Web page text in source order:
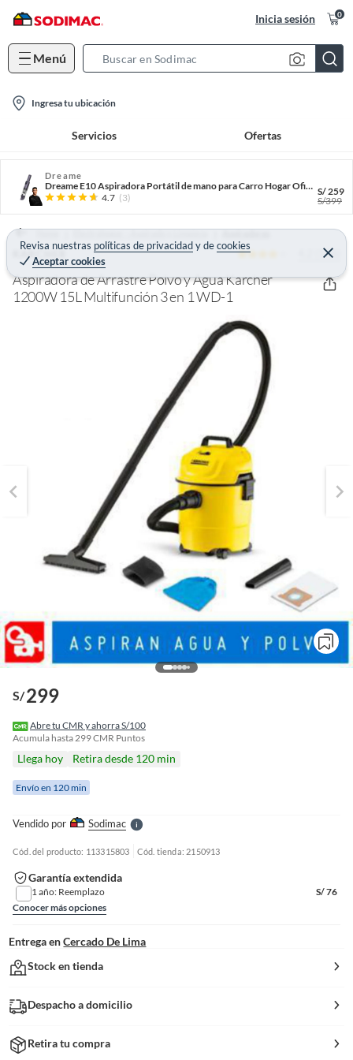
Inicia sesión 0
Menú
n
i
Ingresa tu ubicación
Servicios Ofertas
Dreame
Dreame E10 Aspiradora Portátil de mano para Carro Hogar Oficina Succión 14.000pa
4.7 (3)
S/259
S/399
Revisa nuestras políticas de privacidadydecookies
Aceptar cookies
C
e
r
a
Home Electrohogar - Aspirado y Limpieza Aspiradoras
KARCHER 4.2 (146)
Aspiradora de Arrastre Polvo y Agua Karcher
1200W 15L Multifunción 3 en 1 WD-1
S/299
Abre tu CMR y ahorra S/100
Acumula hasta299CMR Puntos
Llega hoy Retira desde 120 min
Envío en 120 min
Vendido por SodimacS
r
n
f
Cód. del producto: 113315803 Cód. tienda: 2150913
Garantía extendida
1 año: Reemplazo S/76
Conocer más opciones
Entrega en Cercado De Lima
Stock en tienda
Despacho a domicilio
Retira tu compra